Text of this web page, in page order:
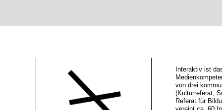
Interaktiv ist
von drei
(Kulturreferat,
Referat für